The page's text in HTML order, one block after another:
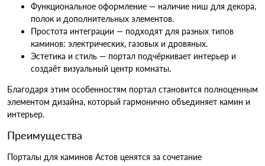
Функциональное оформление — наличие ниш для декора,
полок и дополнительных элементов.
Простота интеграции — подходят для разных типов
каминов: электрических, газовых и дровяных.
Эстетика и стиль — портал подчёркивает интерьер и
создаёт визуальный центр комнаты.
Благодаря этим особенностям портал становится полноценным
элементом дизайна, который гармонично объединяет камин и
интерьер.
Преимущества
Порталы для каминов Астов ценятся за сочетание